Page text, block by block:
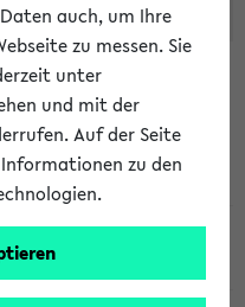
auch, um Ihre
zu messen. Sie
unter
und mit der
Auf der Seite
zu den